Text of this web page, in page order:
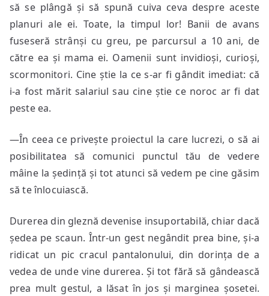
să se plângă și să spună cuiva ceva despre aceste
planuri ale ei. Toate, la timpul lor! Banii de avans
fuseseră strânși cu greu, pe parcursul a 10 ani, de
către ea și mama ei. Oamenii sunt invidioși, curioși,
scormonitori. Cine știe la ce s-ar fi gândit imediat: că
i-a fost mărit salariul sau cine știe ce noroc ar fi dat
peste ea.
—În ceea ce privește proiectul la care lucrezi, o să ai
posibilitatea să comunici punctul tău de vedere
mâine la ședință și tot atunci să vedem pe cine găsim
să te înlocuiască.
Durerea din gleznă devenise insuportabilă, chiar dacă
ședea pe scaun. Într-un gest negândit prea bine, și-a
ridicat un pic cracul pantalonului, din dorința de a
vedea de unde vine durerea. Și tot fără să gândească
prea mult gestul, a lăsat în jos și marginea șosetei.